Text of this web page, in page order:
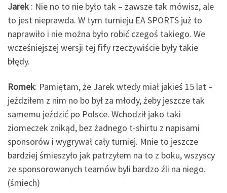
Jarek : Nie no to nie było tak – zawsze tak mówisz, ale
to jest nieprawda. W tym turnieju EA SPORTS już to
naprawiło i nie można było robić czegoś takiego. We
wcześniejszej wersji tej fify rzeczywiście były takie
błędy.
Romek: Pamiętam, że Jarek wtedy miał jakieś 15 lat –
jeździłem z nim no bo był za młody, żeby jeszcze tak
samemu jeździć po Polsce. Wchodził jako taki
ziomeczek znikąd, bez żadnego t-shirtu z napisami
sponsorów i wygrywał cały turniej. Mnie to jeszcze
bardziej śmieszyło jak patrzyłem na to z boku, wszyscy
ze sponsorowanych teamów byli bardzo źli na niego.
(śmiech)